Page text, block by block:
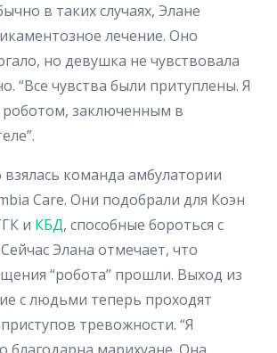
в таких случаях, Элане
лечение. Оно
но девушка не чувствовала
“Все чувства были притуплены. Я
заключенным в
взялась команда амбулатории
Care. Они подобрали для Коэн
и КБД, способные бороться с
Элана отмечает, что
“робота” прошли. Выход из
с людьми теперь проходят
тревожности. “Я